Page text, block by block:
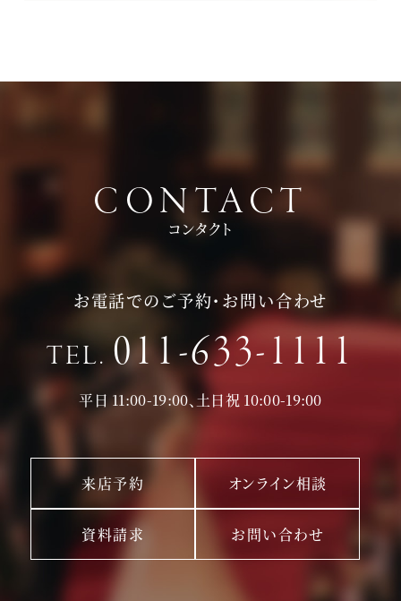
CONTACT
コンタクト
お電話でのご予約・お問い合わせ
TEL. 011-633-1111
平日 11:00-19:00、土日祝 10:00-19:00
来店予約 オンライン相談
資料請求 お問い合わせ